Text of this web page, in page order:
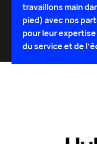
Chez Indexel,
on sait
travaillons main
pied) avec nos
pour leur
du service et de